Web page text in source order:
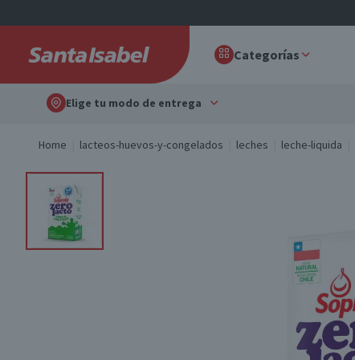
Categorías
Elige tu modo de entrega
Home lacteos-huevos-y-congelados leches leche-liquida